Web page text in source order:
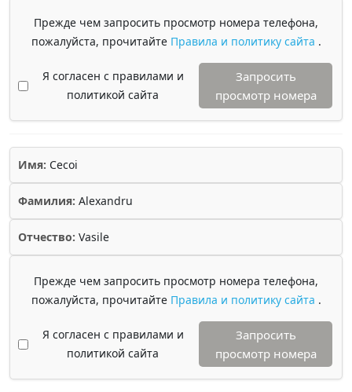
Прежде чем запросить просмотр номера телефона,
пожалуйста, прочитайте Правила и политику сайта .
Я согласен с правилами и
политикой сайта
Запросить
просмотр номера
Имя: Cecoi
Фамилия: Alexandru
Отчество: Vasile
Прежде чем запросить просмотр номера телефона,
пожалуйста, прочитайте Правила и политику сайта .
Я согласен с правилами и
политикой сайта
Запросить
просмотр номера